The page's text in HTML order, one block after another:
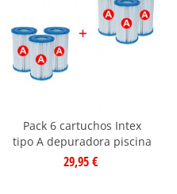
Pack 6 cartuchos Intex
tipo A depuradora piscina
29,95 €